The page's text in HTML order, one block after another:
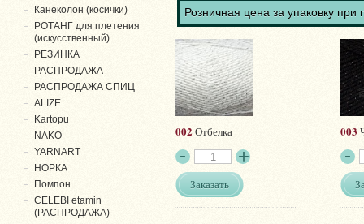
Розничная цена за упаковку при
002Отбелка
Заказать
003
Канеколон (косички)
РОТАНГ для плетения
(искусственный)
PЕЗИНКА
РАСПРОДАЖА
РАСПРОДАЖА СПИЦ
ALIZE
Kartopu
NAKO
YARNART
НОРКА
Помпон
СELEBI etamin
(РАСПРОДАЖА)